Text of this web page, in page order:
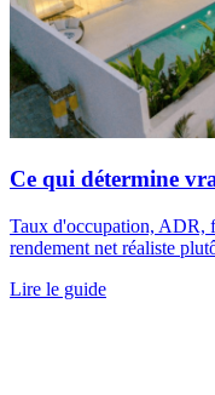
Ce qui détermine
Taux d'occupation, ADR,
rendement net réaliste
Lire le guide